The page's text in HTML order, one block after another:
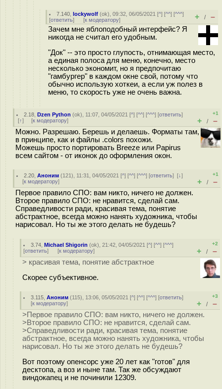
7.140 ,lockywolf (ok), 09:32, 06/05/2021 [^] [^^] [^^^]
[ответить] [к модератору] + / –
Зачем мне яблоподобный интерфейс? Я
никогда не считал его удобным.
"Док" -- это просто глупость, отнимающая место,
а единая полоса для меню, конечно, место
несколько экономит, но я предпочитаю
"гамбургер" в каждом окне свой, потому что
обычно использую хоткеи, а если уж полез в
меню, то скорость уже не очень важна.
2.18 ,Dzen Python (ok), 11:07, 04/05/2021 [^] [^^] [^^^] [ответить]
[↑] [к модератору]
+1
+ / –
Можно. Разрешаю. Берешь и делаешь. Форматы там,
в принципе, как и файлы .colors похожи.
Можешь просто портировать Breeze или Papirus
всем сайтом - от иконок до оформления окон.
2.20 ,Аноним (121), 11:31, 04/05/2021 [^] [^^] [^^^] [ответить][↓]
[к модератору]
+1
+ / –
Первое правило СПО: вам никто, ничего не должен.
Второе правило СПО: не нравится, сделай сам.
Справедливости ради, красивая тема, понятие
абстрактное, всегда можно нанять художника, чтобы
нарисовал. Но ты же этого делать не будешь?
3.74 ,Michael Shigorin (ok), 21:42, 04/05/2021 [^] [^^] [^^^]
[ответить] [к модератору]
+2
+ / –
> красивая тема, понятие абстрактное
Скорее субъективное.
3.115 ,Аноним (115), 13:06, 05/05/2021 [^] [^^] [^^^] [ответить]
[к модератору]
+3
+ / –
>Первое правило СПО: вам никто, ничего не должен.
>Второе правило СПО: не нравится, сделай сам.
>Справедливости ради, красивая тема, понятие
абстрактное, всегда можно нанять художника, чтобы
нарисовал. Но ты же этого делать не будешь?
Вот поэтому опенсорс уже 20 лет как "готов" для
десктопа, а воз и ныне там. Так же обсуждают
виндокапец и не починили 12309.